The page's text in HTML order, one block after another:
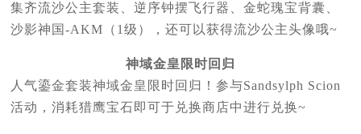
集齐流沙公主套装、逆序钟摆飞行器、金蛇瑰宝背囊、
沙影神国-AKM（1级），还可以获得流沙公主头像哦~
神域金皇限时回归
人气鎏金套装神域金皇限时回归！参与Sandsylph Scion
活动，消耗猎鹰宝石即可于兑换商店中进行兑换~